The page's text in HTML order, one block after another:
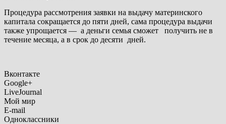
Процедура рассмотрения заявки на выдачу материнского
капитала сокращается до пяти дней, сама процедура выдачи
также упрощается — а деньги семья сможет получить не в
течение месяца, а в срок до десяти дней.
Вконтакте
Google+
LiveJournal
Мой мир
E-mail
Одноклассники